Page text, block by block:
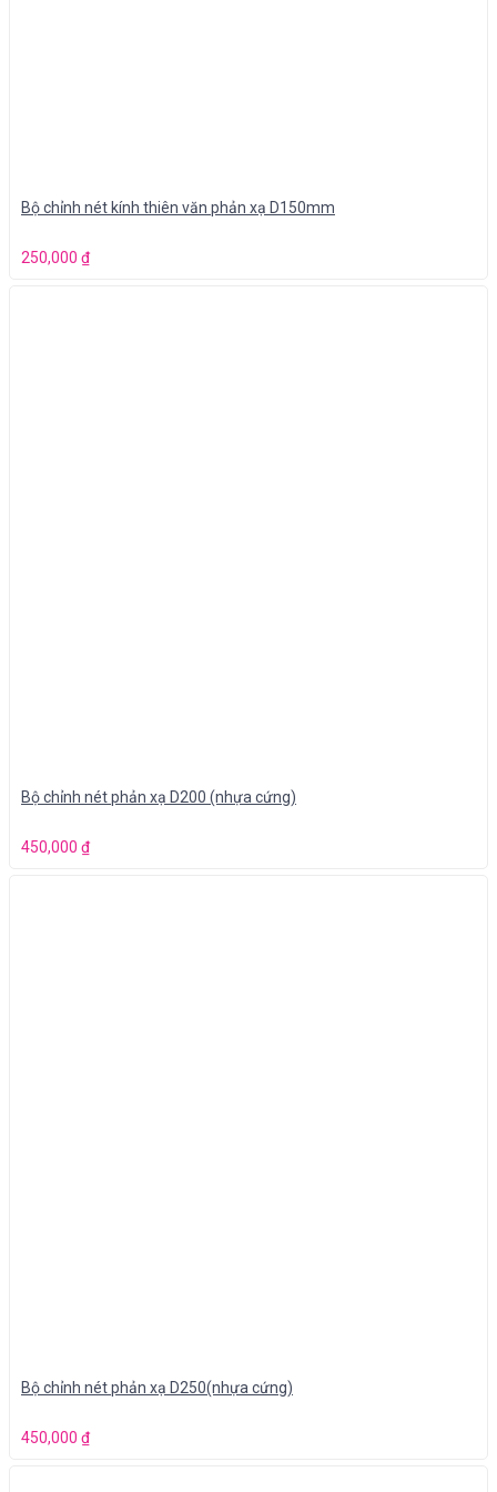
Bộ chỉnh nét kính thiên văn phản xạ D150mm
250,000 ₫
Bộ chỉnh nét phản xạ D200 (nhựa cứng)
450,000 ₫
Bộ chỉnh nét phản xạ D250(nhựa cứng)
450,000 ₫